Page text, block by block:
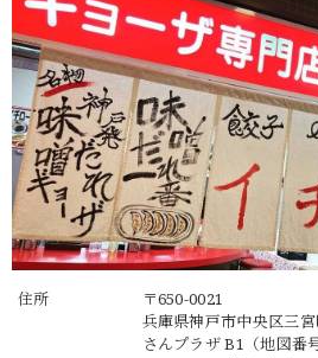
住所
〒650-0021
兵庫県神戸市中央区三宮
さんプラザ B1（地図番